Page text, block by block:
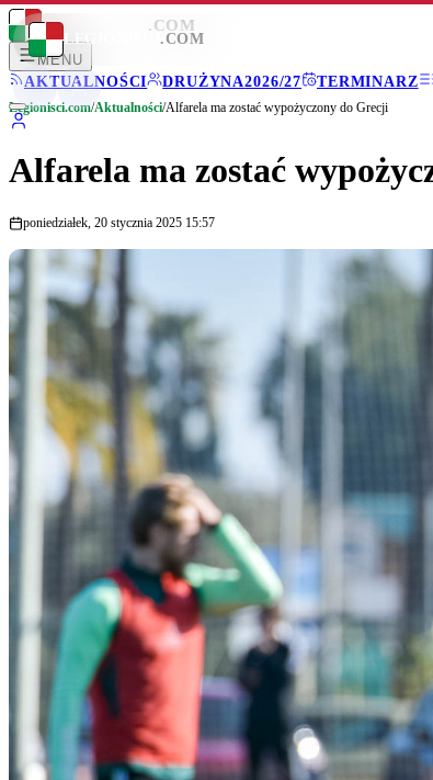
LEGIONISCI .COM
MENU
AKTUALNOŚCI
DRUŻYNA2026/27 TERMINARZ
LEGIONISCI .COM
Legionisci.com/Aktualności/Alfarela ma zostać wypożyczony do Grecji
Alfarela ma zostać
poniedziałek, 20 stycznia 2025 15:57